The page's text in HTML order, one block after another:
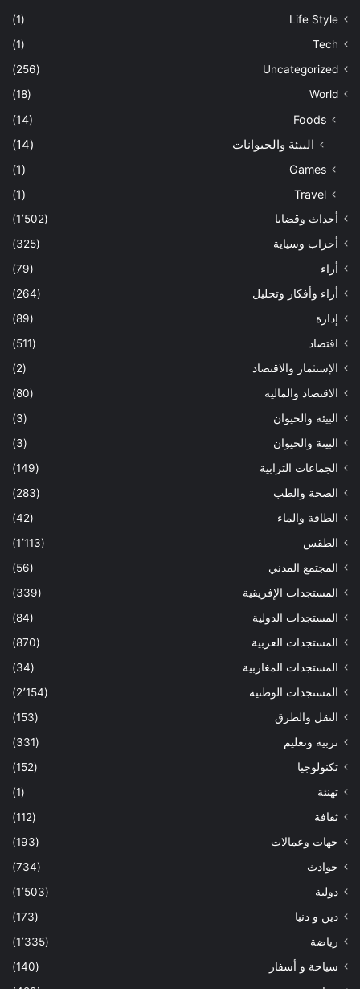
Life Style
(1)
Tech
(1)
Uncategorized
(256)
World
(18)
Foods
(14)
البيئة والحيوانات (14)
Games
(1)
Travel
(1)
أحداث وقضايا
(1٬502)
أحزاب وسياية
(325)
أراء
(79)
أراء وأفكار وتحليل
(264)
إدارة
(89)
اقتصاد
(511)
الإستثمار والاقتصاد
(2)
الاقتصاد والمالية
(80)
البيئة والحيوان
(3)
البيىة والحيوان
(3)
الجماعات الترابية
(149)
الصحة والطب
(283)
الطاقة والماء
(42)
الطقس
(1٬113)
المجتمع المدني
(56)
المستجدات الإفريقية
(339)
المستجدات الدولية
(84)
المستجدات العربية
(870)
المستجدات المغاربية
(34)
المستجدات الوطنية
(2٬154)
النقل والطرق
(153)
تربية وتعليم
(331)
تكنولوجيا
(152)
تهنئة
(1)
ثقافة
(112)
جهات وعمالات
(193)
حوادث
(734)
دولية
(1٬503)
دين و دنيا
(173)
رياضة
(1٬335)
سياحة و أسفار
(140)